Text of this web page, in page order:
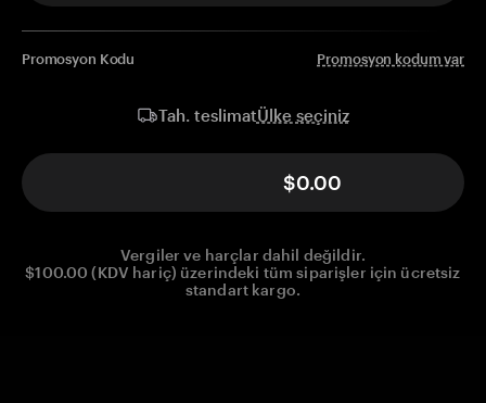
Promosyon Kodu Promosyon kodum var
Tah. teslimatÜlke seçiniz
$0.00
Vergiler ve harçlar dahil değildir.
$100.00 (KDV hariç) üzerindeki tüm siparişler için ücretsiz
standart kargo.